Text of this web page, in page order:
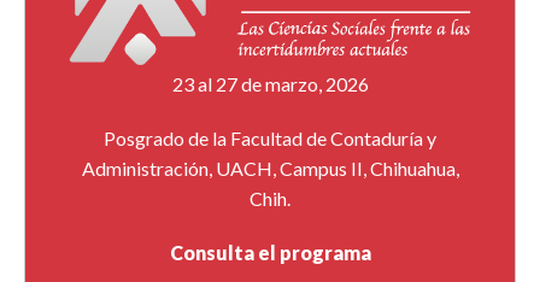
23 al 27 de marzo, 2026
Posgrado de la Facultad de Contaduría y
Administración, UACH, Campus II, Chihuahua,
Chih.
Consulta el programa